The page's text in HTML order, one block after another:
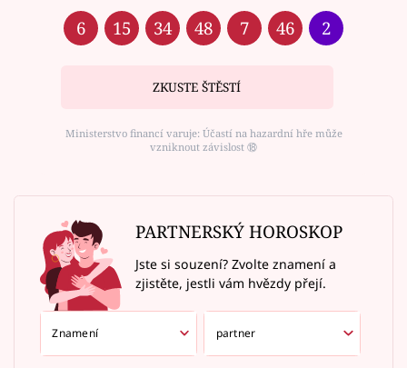
6 15 34 48 7 46 2
ZKUSTE ŠTĚSTÍ
Ministerstvo financí varuje: Účastí na hazardní hře může
vzniknout závislost ⑱
PARTNERSKÝ HOROSKOP
Jste si souzení? Zvolte znamení a
zjistěte, jestli vám hvězdy přejí.